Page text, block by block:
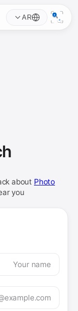
AR
about Photo
you.